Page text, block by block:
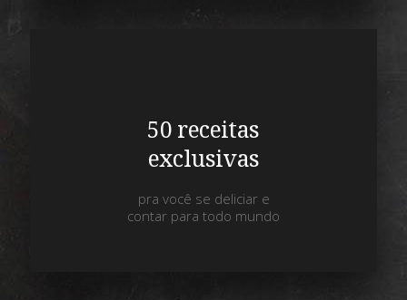
50 receitas
exclusivas
pra você se deliciar e
contar para todo mundo